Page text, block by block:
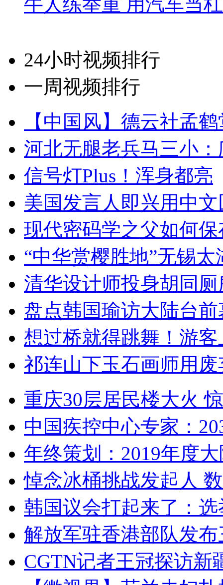
24小时视频排行
一周视频排行
【中国风】德云社孟
河北无腿老兵马三小
信号灯Plus！浑身都亮
美国发言人即兴用中
现代密码学之父如何
“中华赏樱胜地”无锡
清华设计师投身胡同
盘点韩国瑜访大陆台
想过桥就得跳舞！游客
祁连山下玉石画师用
重庆30层居民楼大火
中国疾控中心专家：
年终策划：2019年度
悼念冰桶挑战发起人
韩国议会打起来了：
解放军驻香港部队发
CGTN记者王冠探访新